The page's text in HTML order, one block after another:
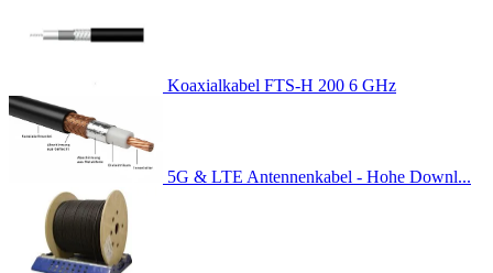
Koaxialkabel FTS-H 200 6 GHz
5G & LTE Antennenkabel - Hohe Downl...